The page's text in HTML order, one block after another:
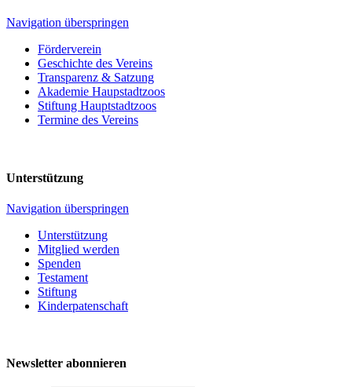
Navigation überspringen
Förderverein
Geschichte des Vereins
Transparenz & Satzung
Akademie Haupstadtzoos
Stiftung Hauptstadtzoos
Termine des Vereins
Unterstützung
Navigation überspringen
Unterstützung
Mitglied werden
Spenden
Testament
Stiftung
Kinderpatenschaft
Newsletter abonnieren